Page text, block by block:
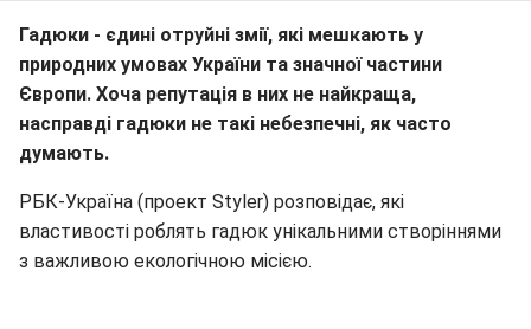
Гадюки - єдині отруйні змії, які мешкають у
природних умовах України та значної частини
Європи. Хоча репутація в них не найкраща,
насправді гадюки не такі небезпечні, як часто
думають.
РБК-Україна (проект Styler) розповідає, які
властивості роблять гадюк унікальними створіннями
з важливою екологічною місією.